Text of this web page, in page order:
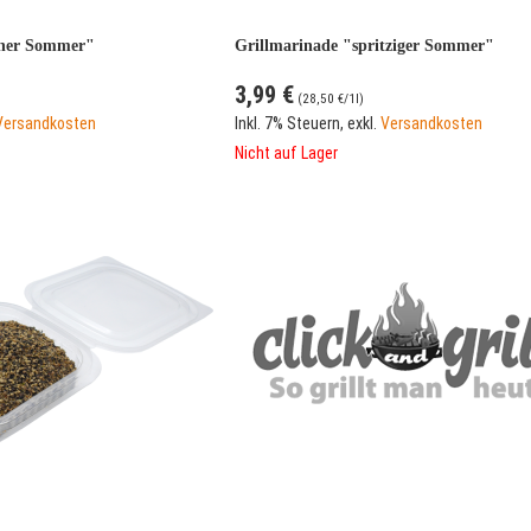
Sommer" Grillmarinade "spritziger Sommer"
3,99 € (28,50 €/1l)
Inkl. 7% Steuern, exkl. Versandkosten
Nicht auf Lager